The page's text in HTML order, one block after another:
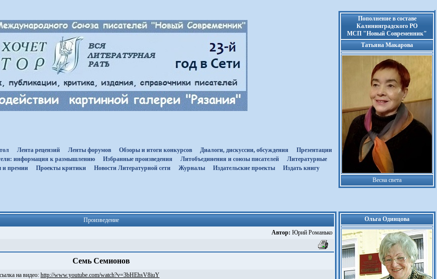
Лента рецензий Ленты форумов Обзоры и итоги конкурсов Диалоги, дискуссии, обсуждения
Презентации
информация к размышлению Избранные произведения Литобъединения и союзы писателей
Литературные
и премии Проекты критики Новости Литературной сети Журналы Издательские проекты Издать книгу
Пополнение в составе
Калининградского РО
МСП "Новый Современник"
Татьяна Макарова
Весна света
Произведение
Автор: Юрий Романько
Семь Семионов
на видео: http://www.youtube.com/watch?v=3bHEhsV8iuY
Ольга Одинцова